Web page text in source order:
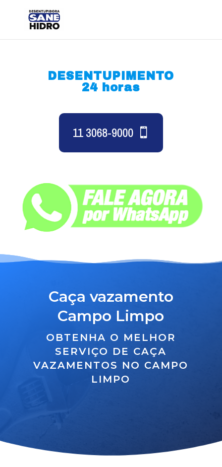
DESENTUPIMENTO
24 horas
11 3068-9000
Caça vazamento
Campo Limpo
OBTENHA O MELHOR
SERVIÇO DE CAÇA
VAZAMENTOS NO CAMPO
LIMPO